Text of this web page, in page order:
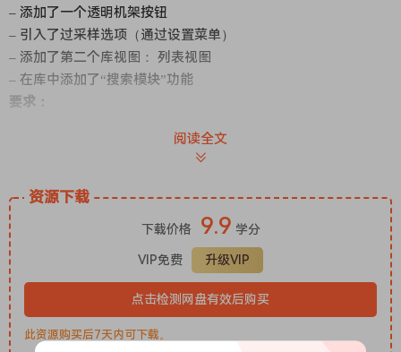
– 添加了一个透明机架按钮
– 引入了过采样选项（通过设置菜单）
– 添加了第二个库视图： 列表视图
– 在库中添加了“搜索模块”功能
要求：
Windows 8 或 10 Intel 或 AMD 处理器，4GB RAM
VST2、VST3 或 AAX 64 位宿主
Microsoft Visual C ++ 2019 Redistributable Package
VMR 2.0 allows audio engineers to easily create the
channel strips of their dreams using a library full of analog
modeled plugins. Choose from dozens of modules including
vintage modeled EQs, compressors, enhancers, filters,
preamps, mixing consoles, and more. But even beyond the
阅读全文
资源下载
下载价格 9.9 学分
VIP免费 升级VIP
点击检测网盘有效后购买
此资源购买后7天内可下载。